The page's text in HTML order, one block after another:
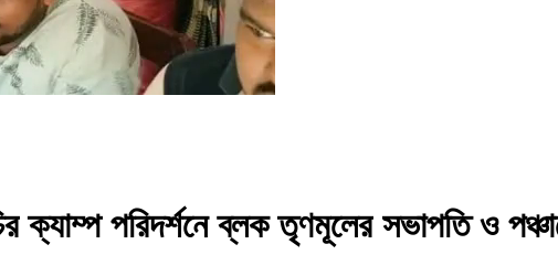
ক্যাম্প পরিদর্শনে ব্লক তৃণমূলের সভাপতি ও